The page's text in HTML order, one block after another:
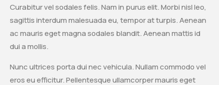
Curabitur vel sodales felis. Nam in purus elit. Morbi nisl leo,
sagittis interdum malesuada eu, tempor at turpis. Aenean
ac mauris eget magna sodales blandit. Aenean mattis id
dui a mollis.
Nunc ultrices porta dui nec vehicula. Nullam commodo vel
eros eu efficitur. Pellentesque ullamcorper mauris eget